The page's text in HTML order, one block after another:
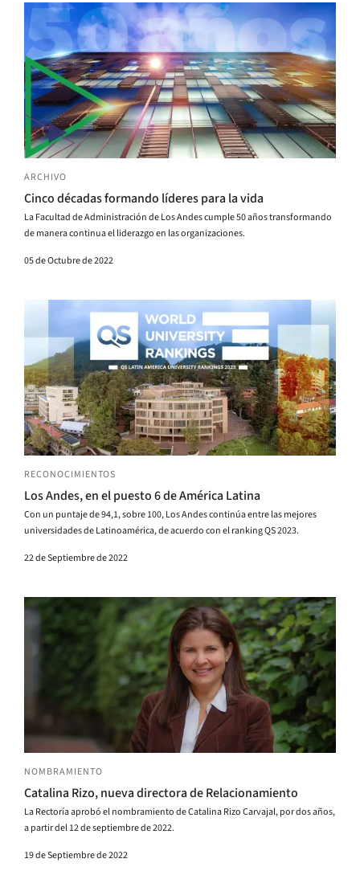
ARCHIVO
Cinco décadas formando líderes para la vida
La Facultad de Administración de Los Andes cumple 50 años transformando
de manera continua el liderazgo en las organizaciones.
05 de Octubre de 2022
RECONOCIMIENTOS
Los Andes, en el puesto 6 de América Latina
Con un puntaje de 94,1, sobre 100, Los Andes continúa entre las mejores
universidades de Latinoamérica, de acuerdo con el ranking QS 2023.
22 de Septiembre de 2022
NOMBRAMIENTO
Catalina Rizo, nueva directora de Relacionamiento
La Rectoría aprobó el nombramiento de Catalina Rizo Carvajal, por dos años,
a partir del 12 de septiembre de 2022.
19 de Septiembre de 2022